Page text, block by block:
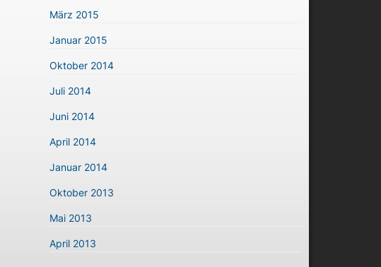
März 2015
Januar 2015
Oktober 2014
Juli 2014
Juni 2014
April 2014
Januar 2014
Oktober 2013
Mai 2013
April 2013